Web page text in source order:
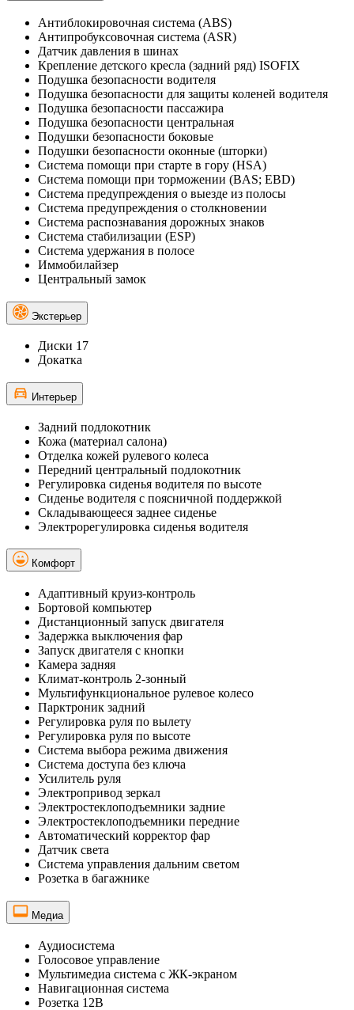
Антиблокировочная система (ABS)
Антипробуксовочная система (ASR)
Датчик давления в шинах
Крепление детского кресла (задний ряд) ISOFIX
Подушка безопасности водителя
Подушка безопасности для защиты коленей водителя
Подушка безопасности пассажира
Подушка безопасности центральная
Подушки безопасности боковые
Подушки безопасности оконные (шторки)
Система помощи при старте в гору (HSA)
Система помощи при торможении (BAS; EBD)
Система предупреждения о выезде из полосы
Система предупреждения о столкновении
Система распознавания дорожных знаков
Система стабилизации (ESP)
Система удержания в полосе
Иммобилайзер
Центральный замок
Экстерьер
Диски 17
Докатка
Интерьер
Задний подлокотник
Кожа (материал салона)
Отделка кожей рулевого колеса
Передний центральный подлокотник
Регулировка сиденья водителя по высоте
Сиденье водителя с поясничной поддержкой
Складывающееся заднее сиденье
Электрорегулировка сиденья водителя
Комфорт
Адаптивный круиз-контроль
Бортовой компьютер
Дистанционный запуск двигателя
Задержка выключения фар
Запуск двигателя с кнопки
Камера задняя
Климат-контроль 2-зонный
Мультифункциональное рулевое колесо
Парктроник задний
Регулировка руля по вылету
Регулировка руля по высоте
Система выбора режима движения
Система доступа без ключа
Усилитель руля
Электропривод зеркал
Электростеклоподъемники задние
Электростеклоподъемники передние
Автоматический корректор фар
Датчик света
Система управления дальним светом
Розетка в багажнике
Медиа
Аудиосистема
Голосовое управление
Мультимедиа система с ЖК-экраном
Навигационная система
Розетка 12В